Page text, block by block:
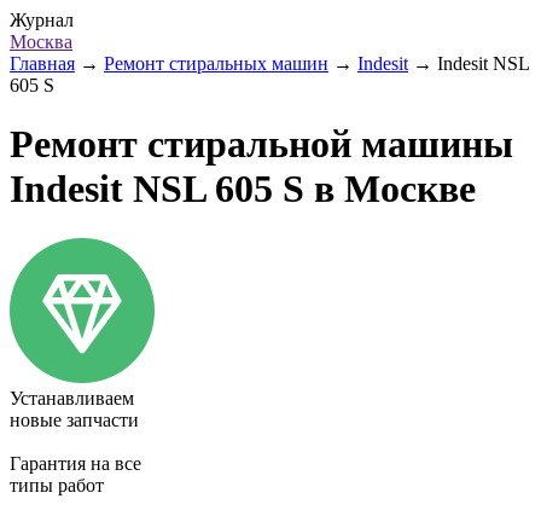
Журнал
Москва
Главная → Ремонт стиральных машин → Indesit → Indesit NSL
605 S
Ремонт стиральной машины
Indesit NSL 605 S в Москве
Устанавливаем
новые запчасти
Гарантия на все
типы работ